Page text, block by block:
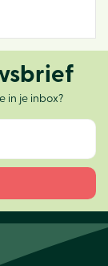
in je inbox?